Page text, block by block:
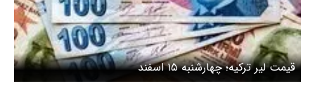
قیمت لیر ترکیه؛ چهارشنبه ۱۵ اسفند